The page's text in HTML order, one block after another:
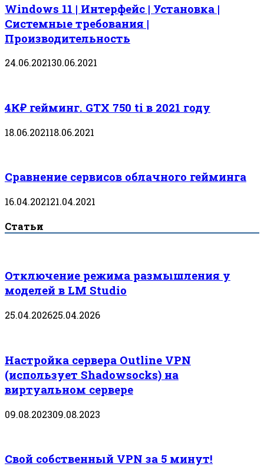
Windows 11 | Интерфейс | Установка |
Системные требования |
Производительность
24.06.202130.06.2021
4К₽ гейминг. GTX 750 ti в 2021 году
18.06.202118.06.2021
Сравнение сервисов облачного гейминга
16.04.202121.04.2021
Статьи
Отключение режима размышления у
моделей в LM Studio
25.04.202625.04.2026
Настройка сервера Outline VPN
(использует Shadowsocks) на
виртуальном сервере
09.08.202309.08.2023
Свой собственный VPN за 5 минут!